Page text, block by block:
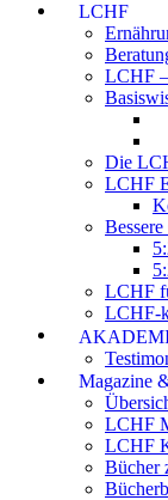
LCHF
LCHF –
Die
LCHF
LCHF
LCHF-
Magazine
LCHF
LCHF
Bücher